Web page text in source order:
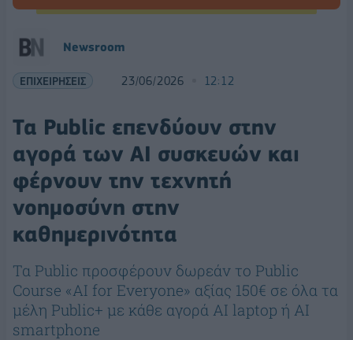
Νewsroom
ΕΠΙΧΕΙΡΗΣΕΙΣ 23/06/2026 12:12
Τα Public επενδύουν στην
αγορά των AI συσκευών και
φέρνουν την τεχνητή
νοημοσύνη στην
καθημερινότητα
Τα Public προσφέρουν δωρεάν το Public
Course «AI for Everyone» αξίας 150€ σε όλα τα
μέλη Public+ με κάθε αγορά AI laptop ή AI
smartphone